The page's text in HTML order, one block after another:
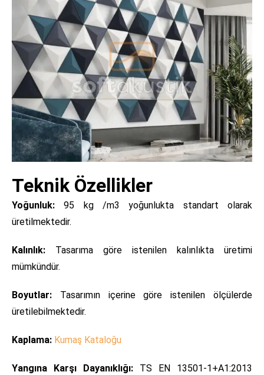
Teknik Özellikler
Yoğunluk:95 kg /m3 yoğunlukta standart olarak
üretilmektedir.
Kalınlık: Tasarıma göre istenilen kalınlıkta üretimi
mümkündür.
Boyutlar: Tasarımın içerine göre istenilen ölçülerde
üretilebilmektedir.
Kaplama: Kumaş Kataloğu
Yangına Karşı Dayanıklığı: TS EN 13501-1+A1:2013